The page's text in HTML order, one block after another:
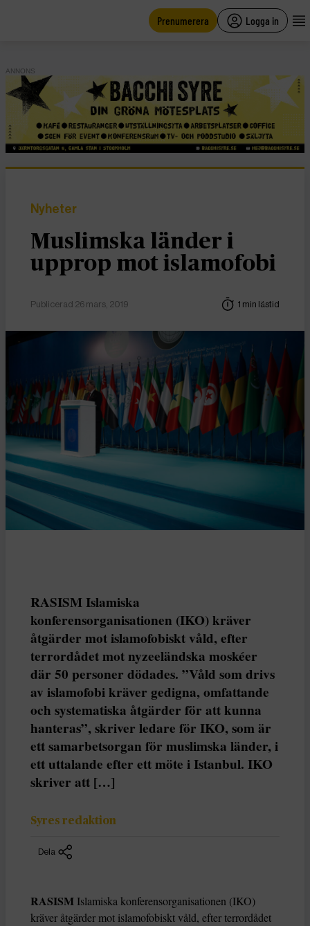
Prenumerera Logga in
ANNONS
Nyheter
Muslimska länder i
upprop mot islamofobi
Publicerad 26 mars, 2019 1 min lästid
RASISM Islamiska
konferensorganisationen (IKO) kräver
åtgärder mot islamofobiskt våld, efter
terrordådet mot nyzeeländska moskéer
där 50 personer dödades. ”Våld som drivs
av islamofobi kräver gedigna, omfattande
och systematiska åtgärder för att kunna
hanteras”, skriver ledare för IKO, som är
ett samarbetsorgan för muslimska länder, i
ett uttalande efter ett möte i Istanbul. IKO
skriver att […]
Syres redaktion
Dela
RASISM Islamiska konferensorganisationen (IKO)
kräver åtgärder mot islamofobiskt våld, efter terrordådet